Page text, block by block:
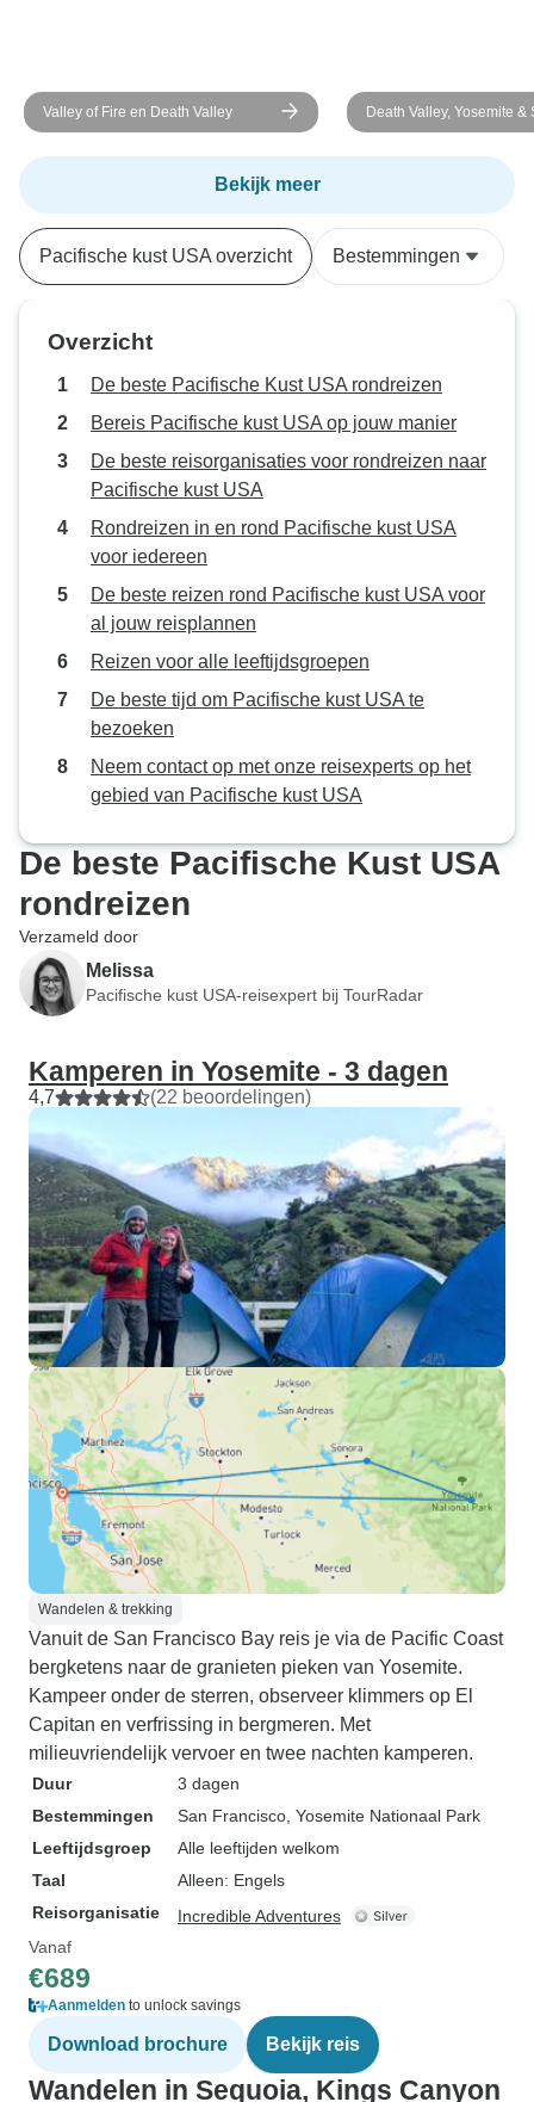
Valley of Fire en Death Valley
Death Valley, Yosemite &
Francisco - vanuit Las
accommodatie - 4 dagen
Bekijk meer
Pacifische kust USA overzicht Bestemmingen
Overzicht
De beste Pacifische Kust USA rondreizen
Bereis Pacifische kust USA op jouw manier
De beste reisorganisaties voor rondreizen naar
Pacifische kust USA
Rondreizen in en rond Pacifische kust USA
voor iedereen
De beste reizen rond Pacifische kust USA voor
al jouw reisplannen
Reizen voor alle leeftijdsgroepen
De beste tijd om Pacifische kust USA te
bezoeken
Neem contact op met onze reisexperts op het
gebied van Pacifische kust USA
De beste Pacifische Kust USA
rondreizen
Verzameld door
Melissa
Pacifische kust USA-reisexpert bij TourRadar
Kamperen in Yosemite - 3 dagen
4,7 (22 beoordelingen)
Wandelen & trekking
Vanuit de San Francisco Bay reis je via de Pacific Coast
bergketens naar de granieten pieken van Yosemite.
Kampeer onder de sterren, observeer klimmers op El
Capitan en verfrissing in bergmeren. Met
milieuvriendelijk vervoer en twee nachten kamperen.
Duur
3 dagen
Bestemmingen
San Francisco , Yosemite Nationaal Park
Leeftijdsgroep
Alle leeftijden welkom
Taal
Alleen: Engels
Reisorganisatie
Incredible Adventures
Vanaf
€689
Aanmelden to unlock savings
Download brochure Bekijk reis
Wandelen in Sequoia, Kings Canyon